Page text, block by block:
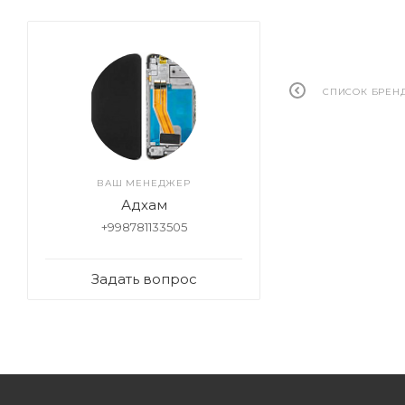
СПИСОК
ВАШ МЕНЕДЖЕР
Адхам
+998781133505
Задать вопрос